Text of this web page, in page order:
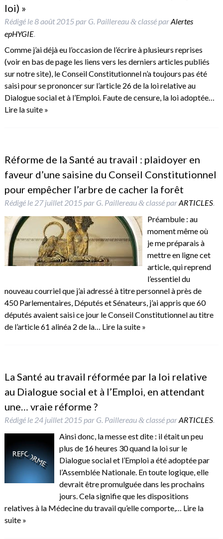
loi) »
Rédigé le8 août 2015par G. Paillereau &classé parAlertes
epHYGIE.
Comme j’ai déjà eu l’occasion de l’écrire à plusieurs reprises
(voir en bas de page les liens vers les derniers articles publiés
sur notre site), le Conseil Constitutionnel n’a toujours pas été
saisi pour se prononcer sur l’article 26 de la loi relative au
Dialogue social et à l’Emploi. Faute de censure, la loi adoptée…
Lire la suite »
Réforme de la Santé au travail : plaidoyer en
faveur d’une saisine du Conseil Constitutionnel
pour empêcher l’arbre de cacher la forêt
Rédigé le 27 juillet 2015par G. Paillereau &classé parARTICLES.
Préambule : au
moment même où
je me préparais à
mettre en ligne cet
article, qui reprend
l’essentiel du
nouveau courriel que j’ai adressé à titre personnel à près de
450 Parlementaires, Députés et Sénateurs, j’ai appris que 60
députés avaient saisi ce jour le Conseil Constitutionnel au titre
de l’article 61 alinéa 2 de la… Lire la suite »
La Santé au travail réformée par la loi relative
au Dialogue social et à l’Emploi, en attendant
une… vraie réforme ?
Rédigé le 24 juillet 2015par G. Paillereau &classé parARTICLES.
Ainsi donc, la messe est dite : il était un peu
plus de 16 heures 30 quand la loi sur le
Dialogue social et l’Emploi a été adoptée par
l’Assemblée Nationale. En toute logique, elle
devrait être promulguée dans les prochains
jours. Cela signifie que les dispositions
relatives à la Médecine du travail qu’elle comporte,… Lire la
suite »